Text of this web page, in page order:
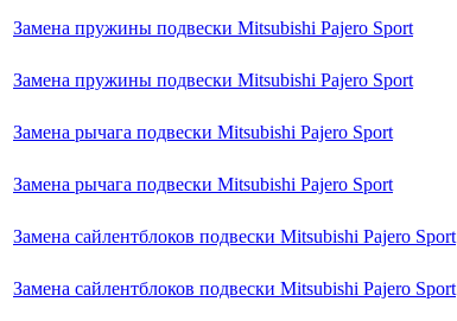
Замена пружины подвески Mitsubishi Pajero Sport
Замена пружины подвески Mitsubishi Pajero Sport
Замена рычага подвески Mitsubishi Pajero Sport
Замена рычага подвески Mitsubishi Pajero Sport
Замена сайлентблоков подвески Mitsubishi Pajero Sport
Замена сайлентблоков подвески Mitsubishi Pajero Sport